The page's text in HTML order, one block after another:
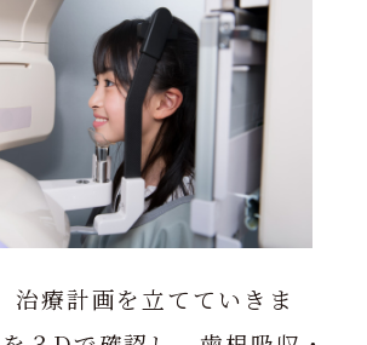
治療計画を立てていきま